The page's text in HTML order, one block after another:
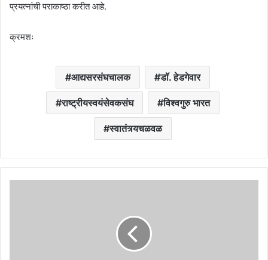
प्रयत्नांची पराकाष्ठा करीत आहे.
क्रमशः
आद्यसरसंघचालक डॉ. हेडगेवार
राष्ट्रीयस्वयंसेवकसंघ विश्वगुरु भारत
स्वातंत्र्यचळवळ